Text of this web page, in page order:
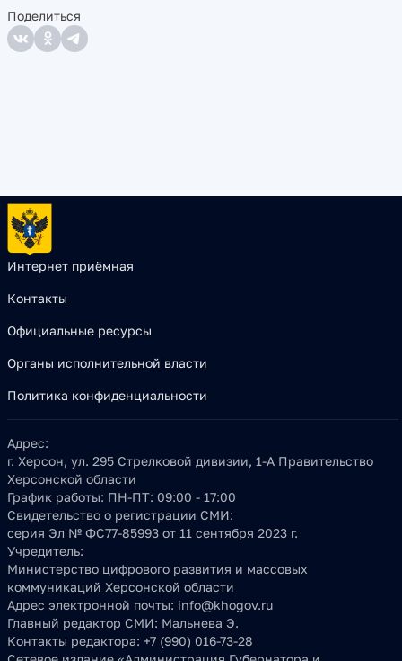
Поделиться
Интернет приёмная
Контакты
Официальные ресурсы
Органы исполнительной власти
Политика конфиденциальности
Адрес:
г. Херсон, ул. 295 Стрелковой дивизии, 1-А Правительство
Херсонской области
График работы: ПН-ПТ: 09:00 - 17:00
Свидетельство о регистрации СМИ:
серия Эл № ФС77-85993 от 11 сентября 2023 г.
Учредитель:
Министерство цифрового развития и массовых
коммуникаций Херсонской области
Адрес электронной почты: info@khogov.ru
Главный редактор СМИ: Мальнева Э.
Контакты редактора: +7 (990) 016-73-28